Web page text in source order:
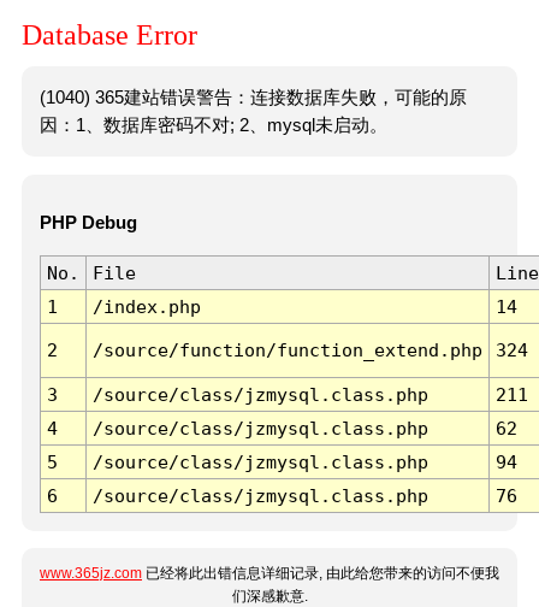
Database Error
(1040) 365建站错误警告：连接数据库失败，可能的原
因：1、数据库密码不对; 2、mysql未启动。
PHP Debug
No. File
Line
1
/index.php 14
2 /source/function/function_extend.php 324
3 /source/class/jzmysql.class.php
211
4
/source/class/jzmysql.class.php
62
5
/source/class/jzmysql.class.php
94
6
/source/class/jzmysql.class.php 76
www.365jz.com 已经将此出错信息详细记录, 由此给您带来的访问不便我
们深感歉意.